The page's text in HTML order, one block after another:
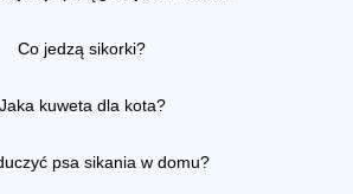
Co jedzą sikorki?
Jaka kuweta dla kota?
psa sikania w domu?